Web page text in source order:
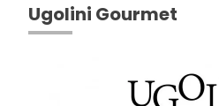
Ugolini Gourmet